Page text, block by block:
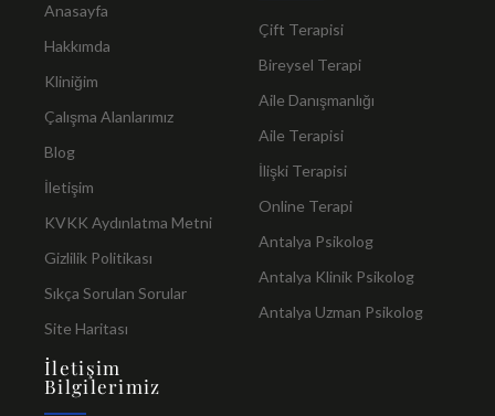
Anasayfa
Hakkımda
Kliniğim
Çalışma Alanlarımız
Blog
İletişim
KVKK Aydınlatma Metni
Gizlilik Politikası
Sıkça Sorulan Sorular
Site Haritası
Çift Terapisi
Bireysel Terapi
Aile Danışmanlığı
Aile Terapisi
İlişki Terapisi
Online Terapi
Antalya Psikolog
Antalya Klinik Psikolog
Antalya Uzman Psikolog
İletişim
Bilgilerimiz